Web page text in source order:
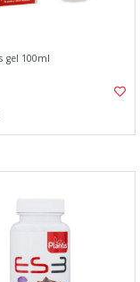
gel 100ml